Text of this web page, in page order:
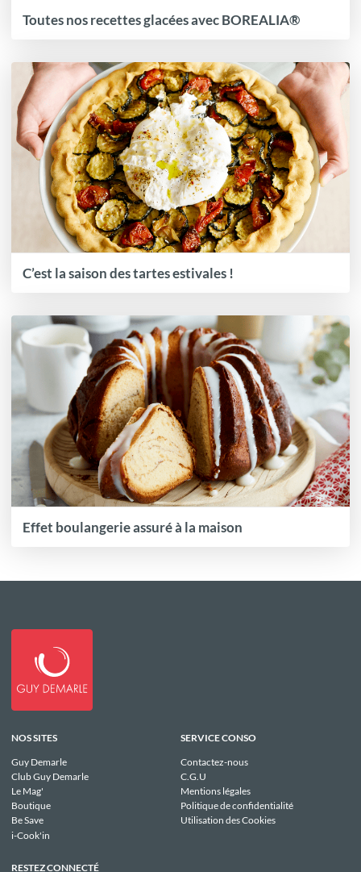
Toutes nos recettes glacées avec BOREALIA®
C’est la saison des tartes estivales !
Effet boulangerie assuré à la maison
NOS SITES
Guy Demarle
Club Guy Demarle
Le Mag'
Boutique
Be Save
i-Cook'in
SERVICE CONSO
Contactez-nous
C.G.U
Mentions légales
Politique de confidentialité
Utilisation des Cookies
RESTEZ CONNECTÉ